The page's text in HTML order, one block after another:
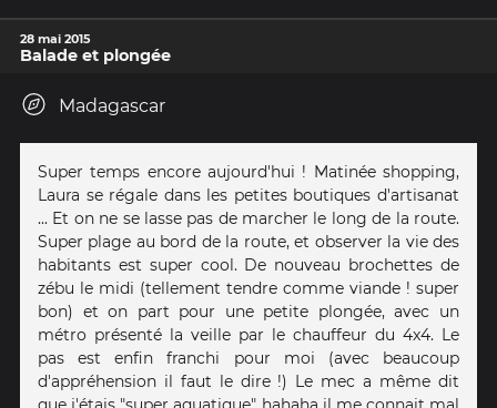
28 mai 2015
Balade et plongée
Madagascar
Super temps encore aujourd'hui ! Matinée shopping,
Laura se régale dans les petites boutiques d'artisanat
... Et on ne se lasse pas de marcher le long de la route.
Super plage au bord de la route, et observer la vie des
habitants est super cool. De nouveau brochettes de
zébu le midi (tellement tendre comme viande ! super
bon) et on part pour une petite plongée, avec un
métro présenté la veille par le chauffeur du 4x4. Le
pas est enfin franchi pour moi (avec beaucoup
d'appréhension il faut le dire !) Le mec a même dit